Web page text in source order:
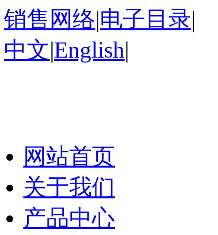
销售网络|电子目录|
中文|English|
网站首页
关于我们
产品中心